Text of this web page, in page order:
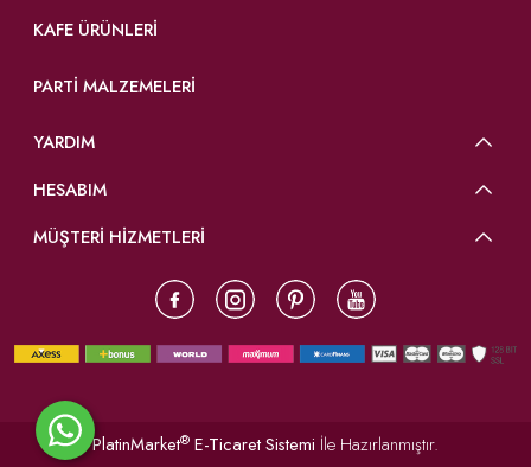
KAFE ÜRÜNLERI
PARTI MALZEMELERI
YARDIM
HESABIM
MÜŞTERİ HİZMETLERİ
PlatinMarket® E-Ticaret Sistemi İle Hazırlanmıştır.